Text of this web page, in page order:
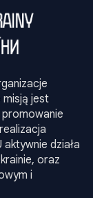
misją jest
działa
oraz
i